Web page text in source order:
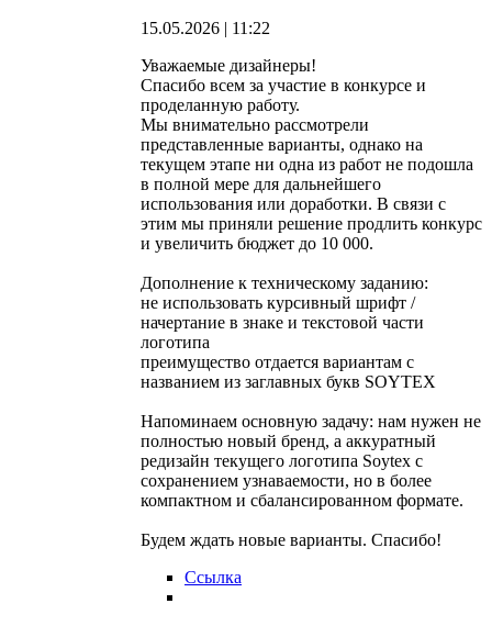
15.05.2026 | 11:22
Уважаемые дизайнеры!
Спасибо всем за участие в конкурсе и
проделанную работу.
Мы внимательно рассмотрели
представленные варианты, однако на
текущем этапе ни одна из работ не подошла
в полной мере для дальнейшего
использования или доработки. В связи с
этим мы приняли решение продлить конкурс
и увеличить бюджет до 10 000.
Дополнение к техническому заданию:
не использовать курсивный шрифт /
начертание в знаке и текстовой части
логотипа
преимущество отдается вариантам с
названием из заглавных букв SOYTEX
Напоминаем основную задачу: нам нужен не
полностью новый бренд, а аккуратный
редизайн текущего логотипа Soytex с
сохранением узнаваемости, но в более
компактном и сбалансированном формате.
Будем ждать новые варианты. Спасибо!
Ссылка